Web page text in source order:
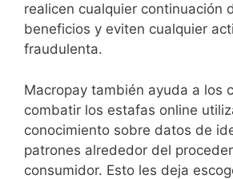
realicen cualquier continuación
beneficios y eviten cualquier
fraudulenta.
Macropay también ayuda a los
combatir los estafas online
conocimiento sobre datos de
patrones alrededor del
consumidor. Esto les deja